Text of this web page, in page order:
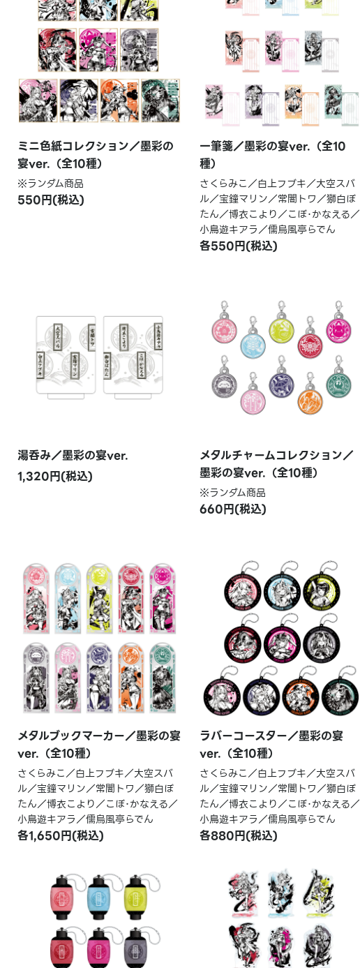
ミニ色紙コレクション／墨彩の
宴ver.（全10種）
※ランダム商品
550円(税込)
一筆箋／墨彩の宴ver.（全10
種）
さくらみこ／白上フブキ／大空スバ
ル／宝鐘マリン／常闇トワ／獅白ぼ
たん／博衣こより／こぼ･かなえる／
小鳥遊キアラ／儒烏風亭らでん
各550円(税込)
湯呑み／墨彩の宴ver.
1,320円(税込)
メタルチャームコレクション／
墨彩の宴ver.（全10種）
※ランダム商品
660円(税込)
メタルブックマーカー／墨彩の宴
ver.（全10種）
さくらみこ／白上フブキ／大空スバ
ル／宝鐘マリン／常闇トワ／獅白ぼ
たん／博衣こより／こぼ･かなえる／
小鳥遊キアラ／儒烏風亭らでん
各1,650円(税込)
ラバーコースター／墨彩の宴
ver.（全10種）
さくらみこ／白上フブキ／大空スバ
ル／宝鐘マリン／常闇トワ／獅白ぼ
たん／博衣こより／こぼ･かなえる／
小鳥遊キアラ／儒烏風亭らでん
各880円(税込)